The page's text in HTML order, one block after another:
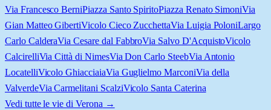
Via Francesco BerniPiazza Santo SpiritoPiazza Renato SimoniVia
Gian Matteo GibertiVicolo Cieco ZucchettaVia Luigia PoloniLargo
Carlo CalderaVia Cesare dal FabbroVia Salvo D'AcquistoVicolo
CalcirelliVia Città di NimesVia Don Carlo SteebVia Antonio
LocatelliVicolo GhiacciaiaVia Guglielmo MarconiVia della
ValverdeVia Carmelitani ScalziVicolo Santa Caterina
Vedi tutte le vie di Verona →